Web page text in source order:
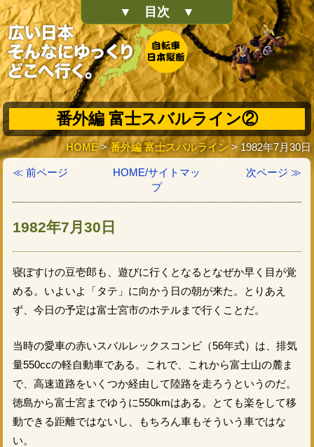
▼ 目次 ▼
番外編 富士スバルライン②
HOME >番外編 富士スバルライン > 1982年7月30日
≪ 前ページ
HOME/サイトマッ
プ
次ページ ≫
1982年7月30日
寝ぼすけの豆壱郎も、遊びに行くとなるとなぜか早く目が覚
める。いよいよ「タテ」に向かう日の朝が来た。とりあえ
ず、今日の予定は富士宮市のホテルまで行くことだ。
当時の愛車の赤いスバルレックスコンビ（56年式）は、排気
量550ccの軽自動車である。これで、これから富士山の麓ま
で、高速道路をいくつか経由して陸路を走ろうというのだ。
徳島から富士宮までゆうに550kmはある。とても楽をして移
動できる距離ではないし、もちろん車もそういう車ではな
い。